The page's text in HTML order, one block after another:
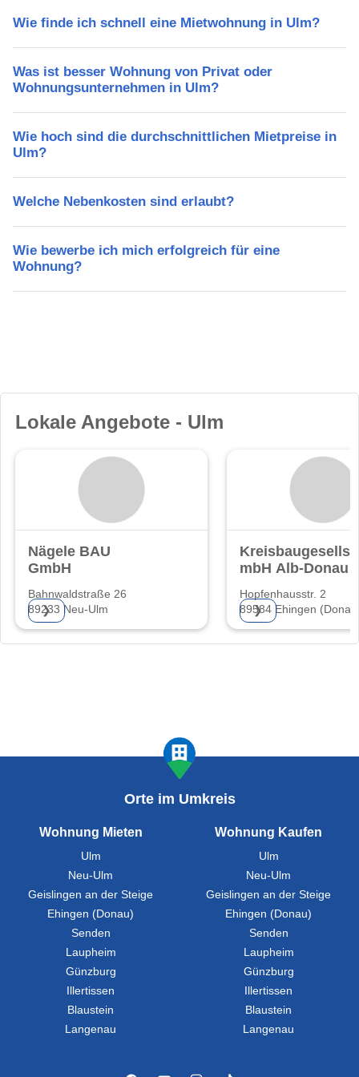
Wie finde ich schnell eine Mietwohnung in Ulm?
Was ist besser Wohnung von Privat oder
Wohnungsunternehmen in Ulm?
Wie hoch sind die durchschnittlichen Mietpreise in
Ulm?
Welche Nebenkosten sind erlaubt?
Wie bewerbe ich mich erfolgreich für eine
Wohnung?
Lokale Angebote - Ulm
Nägele BAU
GmbH
Bahnwaldstraße 26
89233 Neu-Ulm
❯
mbH Alb-Donau
Hopfenhausstr. 2
89584 Ehingen
❯
Orte im Umkreis
Wohnung Mieten
Ulm
Neu-Ulm
Geislingen an der Steige
Ehingen (Donau)
Senden
Laupheim
Günzburg
Illertissen
Blaustein
Langenau
Wohnung Kaufen
Ulm
Neu-Ulm
Geislingen an der Steige
Ehingen (Donau)
Senden
Laupheim
Günzburg
Illertissen
Blaustein
Langenau